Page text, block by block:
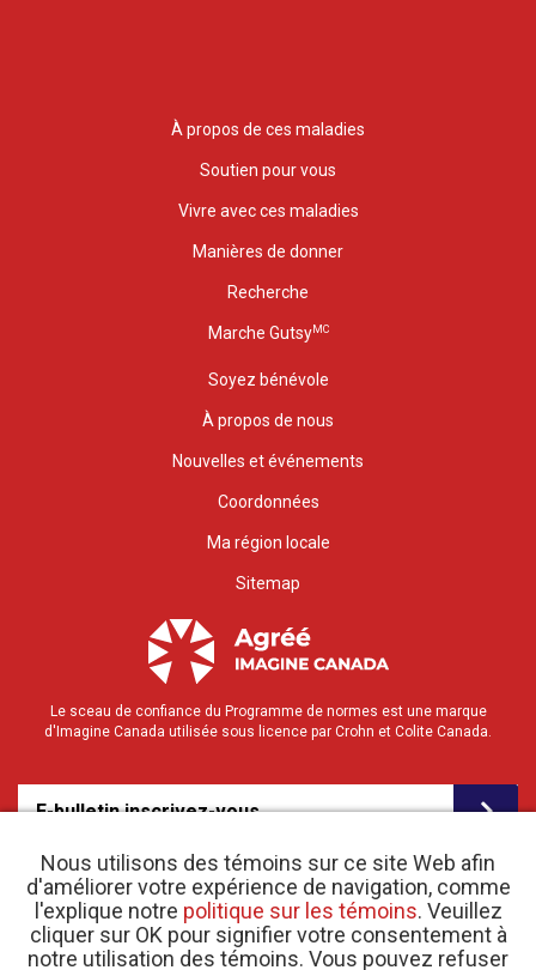
Nous utilisons des témoins sur ce site Web afin
d'améliorer votre expérience de navigation, comme
l'explique notre politique sur les témoins. Veuillez
cliquer sur OK pour signifier votre consentement à
notre utilisation des témoins. Vous pouvez refuser
À propos de ces maladies
Soutien pour vous
Vivre avec ces maladies
Manières de donner
Recherche
Marche GutsyMC
Soyez bénévole
À propos de nous
Nouvelles et événements
Coordonnées
Ma région locale
Sitemap
Le sceau de confiance du Programme de normes est une marque
d'Imagine Canada utilisée sous licence par Crohn et Colite Canada.
E-bulletin inscrivez-vous